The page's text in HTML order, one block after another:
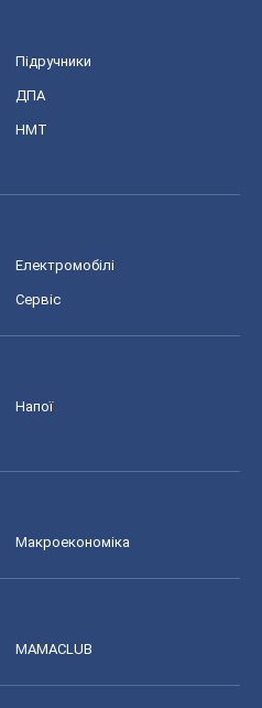
Підручники
ДПА
НМТ
Електромобілі
Сервіс
Напої
Макроекономіка
MAMACLUB